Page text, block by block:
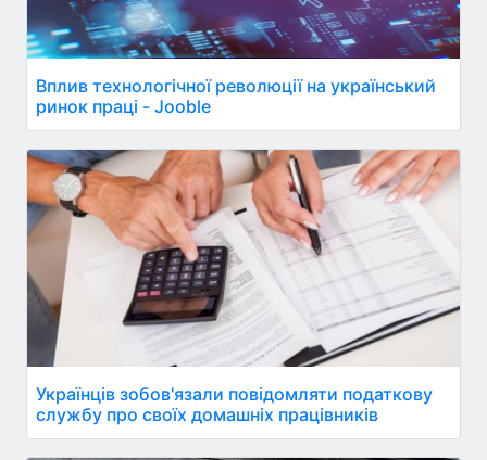
Вплив технологічної революції на український
ринок праці - Jooble
Українців зобов'язали повідомляти податкову
службу про своїх домашніх працівників